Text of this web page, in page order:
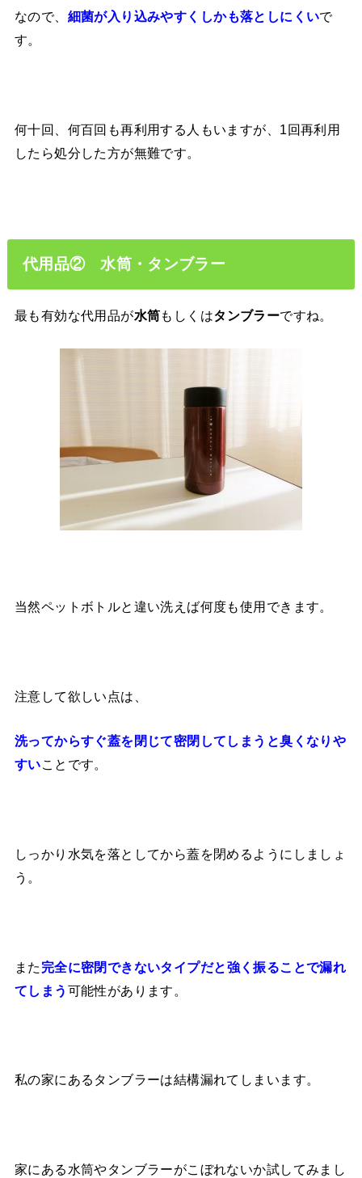
なので、 細菌が入り込みやすくしかも落としにくいで
す。
何十回、何百回も再利用する人もいますが、1回再利用
したら処分した方が無難です。
代用品② 水筒・タンブラー
最も有効な代用品が水筒もしくはタンブラーですね。
当然ペットボトルと違い洗えば何度も使用できます。
注意して欲しい点は、
洗ってからすぐ蓋を閉じて密閉してしまうと臭くなりや
すいことです。
しっかり水気を落としてから蓋を閉めるようにしましょ
う。
また 完全に密閉できないタイプだと強く振ることで漏れ
てしまう 可能性があります。
私の家にあるタンブラーは結構漏れてしまいます。
家にある水筒やタンブラーがこぼれないか試してみまし